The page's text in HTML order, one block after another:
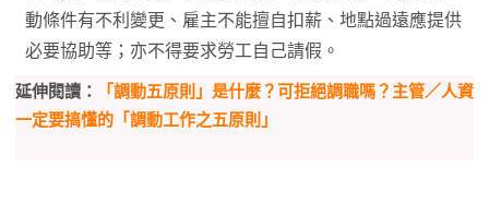
動條件有不利變更、雇主不能擅自扣薪、地點過遠應提供
必要協助等；亦不得要求勞工自己請假。
延伸閱讀：
「調動五原則」是什麼？可拒絕調職嗎？主管／人資
一定要搞懂的「調動工作之五原則」